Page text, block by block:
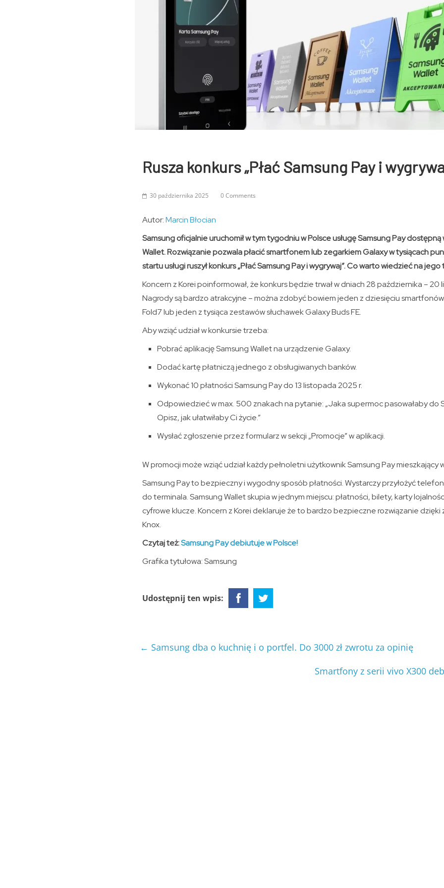
Rusza konkurs „Płać Samsung Pay i
30 października 2025 0 Comments
Autor:Marcin Błocian
Samsung oficjalnie uruchomił w tym tygodniu w Polsce usługę Samsung Pay dostępną
Wallet. Rozwiązanie pozwala płacić smartfonem lub zegarkiem Galaxy w tysiącach
startu usługi ruszył konkurs „Płać Samsung Pay i wygrywaj”. Co warto wiedzieć na
Koncern z Korei poinformował, że konkurs będzie trwał w dniach 28 października – 20
Nagrody są bardzo atrakcyjne – można zdobyć bowiem jeden z dziesięciu
Fold7 lub jeden z tysiąca zestawów słuchawek Galaxy Buds FE.
Aby wziąć udział w konkursie trzeba:
Pobrać aplikację Samsung Wallet na urządzenie Galaxy.
Dodać kartę płatniczą jednego z obsługiwanych banków.
Wykonać 10 płatności Samsung Pay do 13 listopada 2025 r.
Odpowiedzieć w max. 500 znakach na pytanie: „Jaka supermoc pasowałaby do
Opisz, jak ułatwiłaby Ci życie.”
Wysłać zgłoszenie przez formularz w sekcji „Promocje” w aplikacji.
W promocji może wziąć udział każdy pełnoletni użytkownik Samsung Pay mieszkający
Samsung Pay to bezpieczny i wygodny sposób płatności. Wystarczy przyłożyć
do terminala. Samsung Wallet skupia w jednym miejscu: płatności, bilety, karty
cyfrowe klucze. Koncern z Korei deklaruje że to bardzo bezpieczne rozwiązanie
Knox.
Czytaj też:Samsung Pay debiutuje w Polsce!
Grafika tytułowa: Samsung
Udostępnij ten wpis:
← Samsung dba o kuchnię i o portfel. Do 3000 zł zwrotu za opinię
Smartfony z serii vivo X300